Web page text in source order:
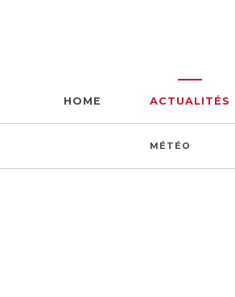
HOME ACTUALITÉS
MÉTÉO